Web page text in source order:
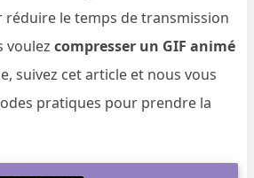
le temps de transmission
voulezcompresser un GIF animé
suivez cet article et nous vous
pratiques pour prendre la